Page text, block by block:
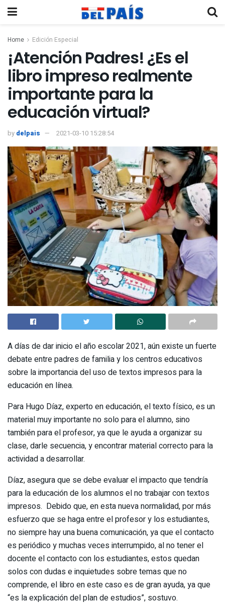
Home Edición Especial
¡Atención Padres! ¿Es el
libro impreso realmente
importante para la
educación virtual?
by delpais 2021-03-10 15:28:54
A días de dar inicio el año escolar 2021, aún existe un fuerte
debate entre padres de familia y los centros educativos
sobre la importancia del uso de textos impresos para la
educación en línea.
Para Hugo Díaz, experto en educación, el texto físico, es un
material muy importante no solo para el alumno, sino
también para el profesor, ya que le ayuda a organizar su
clase, darle secuencia, y encontrar material correcto para la
actividad a desarrollar.
Díaz, asegura que se debe evaluar el impacto que tendría
para la educación de los alumnos el no trabajar con textos
impresos. Debido que, en esta nueva normalidad, por más
esfuerzo que se haga entre el profesor y los estudiantes,
no siempre hay una buena comunicación, ya que el contacto
es periódico y muchas veces interrumpido, al no tener el
docente el contacto con los estudiantes, estos quedan
solos con dudas e inquietudes sobre temas que no
comprende, el libro en este caso es de gran ayuda, ya que
“es la explicación del plan de estudios”, sostuvo.